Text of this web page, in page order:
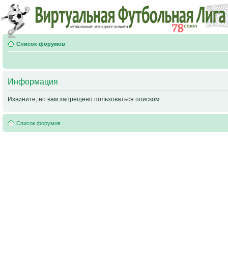
Список форумов
Информация
Извините, но вам запрещено пользоваться поиском.
Список форумов